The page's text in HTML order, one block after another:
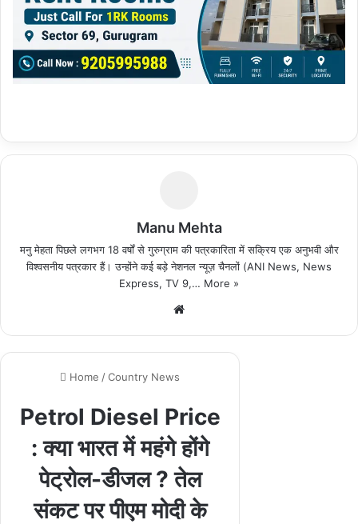
Manu Mehta
मनु मेहता पिछले लगभग 18 वर्षों से गुरुग्राम की पत्रकारिता में सक्रिय एक अनुभवी और
विश्वसनीय पत्रकार हैं। उन्होंने कई बड़े नेशनल न्यूज़ चैनलों (ANI News, News
Express, TV 9,… More »